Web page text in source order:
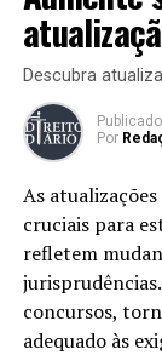
voltados para
diversas
gerais.
Descubra
Publicado
Por
As
cruciais para
refletem
concursos,
adequado às